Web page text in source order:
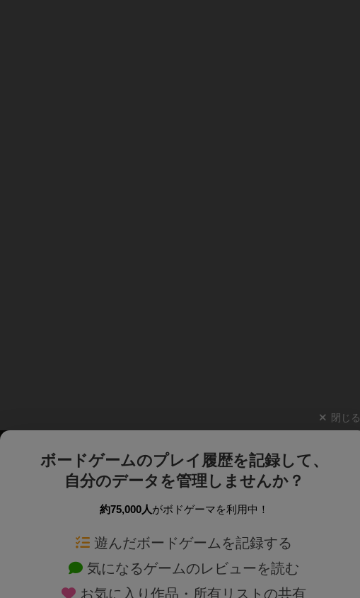
閉じる
ボードゲームのプレイ履歴を記録して、
自分のデータを管理しませんか？
約75,000人がボドゲーマを利用中！
遊んだボードゲームを記録する
気になるゲームのレビューを読む
お気に入り作品・所有リストの共有
ボードゲームを検索する 新作・再入荷情報